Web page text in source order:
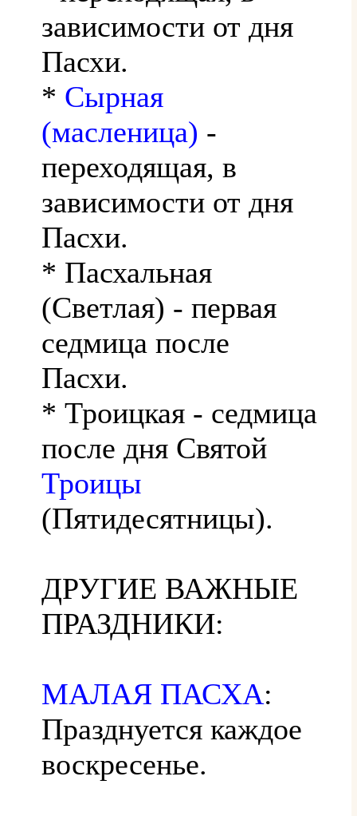
зависимости от дня
Пасхи.
* Сырная
(масленица) -
переходящая, в
зависимости от дня
Пасхи.
* Пасхальная
(Светлая) - первая
седмица после
Пасхи.
* Троицкая - седмица
после дня Святой
Троицы
(Пятидесятницы).
ДРУГИЕ ВАЖНЫЕ
ПРАЗДНИКИ:
МАЛАЯ ПАСХА:
Празднуется каждое
воскресенье.